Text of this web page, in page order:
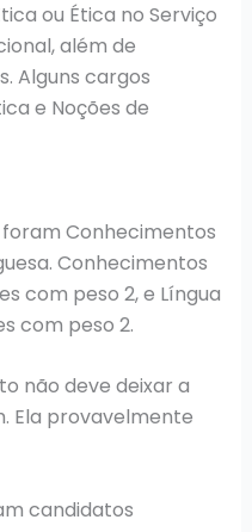
ou Ética no Serviço
além de
Alguns cargos
e Noções de
Conhecimentos
Conhecimentos
com peso 2, e Língua
com peso 2.
não deve deixar a
Ela provavelmente
candidatos